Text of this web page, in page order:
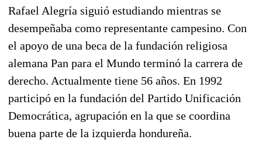
Rafael Alegría siguió estudiando mientras se
desempeñaba como representante campesino. Con
el apoyo de una beca de la fundación religiosa
alemana Pan para el Mundo terminó la carrera de
derecho. Actualmente tiene 56 años. En 1992
participó en la fundación del Partido Unificación
Democrática, agrupación en la que se coordina
buena parte de la izquierda hondureña.